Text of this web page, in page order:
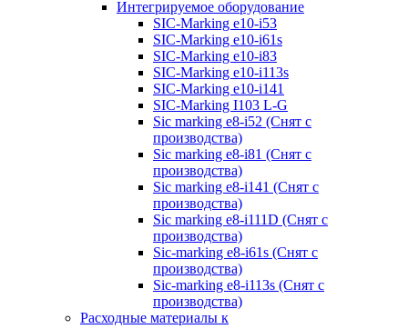
Интегрируемое оборудование
SIC-Marking e10-i53
SIC-Marking e10-i61s
SIC-Marking e10-i83
SIC-Marking e10-i113s
SIC-Marking e10-i141
SIC-Marking I103 L-G
Sic marking e8-i52 (Снят с
производства)
Sic marking e8-i81 (Снят с
производства)
Sic marking e8-i141 (Снят с
производства)
Sic marking e8-i111D (Снят с
производства)
Sic-marking e8-i61s (Снят с
производства)
Sic-marking e8-i113s (Снят с
производства)
Расходные материалы к